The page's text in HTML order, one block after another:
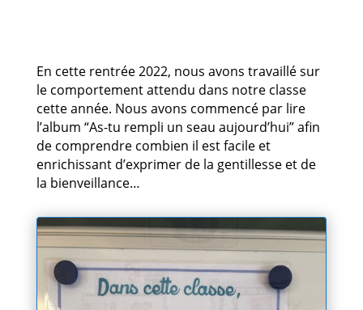
En cette rentrée 2022, nous avons travaillé sur
le comportement attendu dans notre classe
cette année. Nous avons commencé par lire
l’album “As-tu rempli un seau aujourd’hui” afin
de comprendre combien il est facile et
enrichissant d’exprimer de la gentillesse et de
la bienveillance…